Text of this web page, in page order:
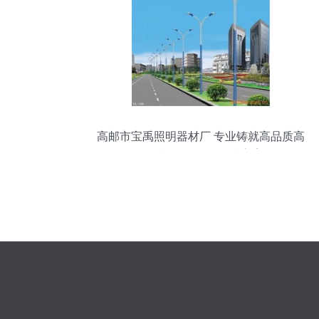
高邮市宝禹照明器材厂 专业铸就高品质高